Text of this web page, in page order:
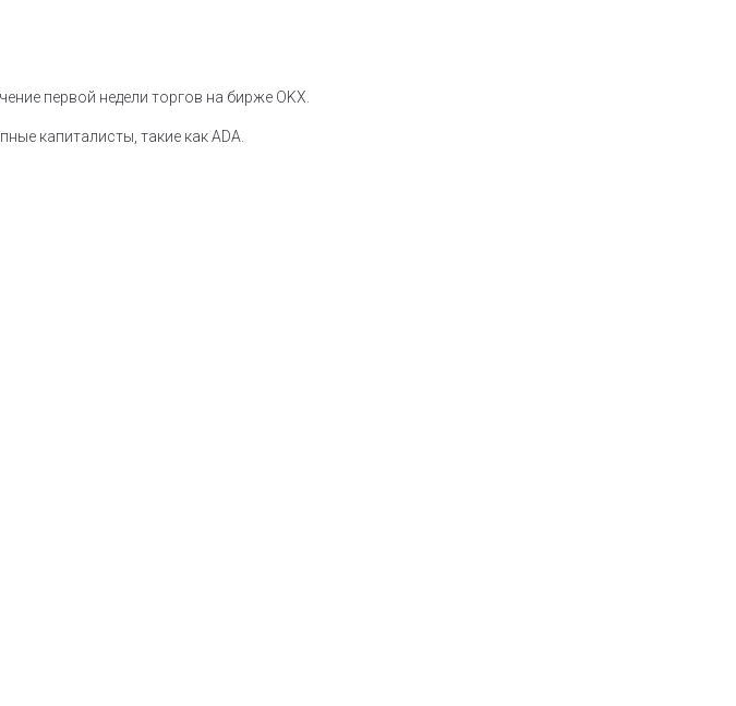
первой недели торгов на бирже OKX.
капиталисты, такие как ADA.